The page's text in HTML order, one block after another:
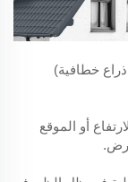
خطافية)
أو الموقع